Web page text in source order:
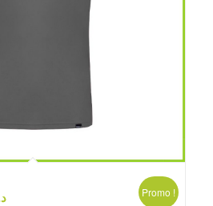
Le
Promo !